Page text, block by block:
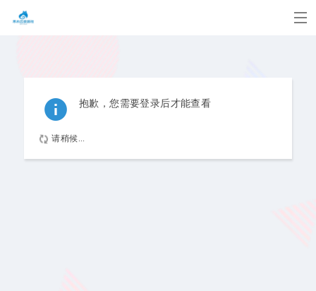
抱歉，您需要登录后才能查看
请稍候...